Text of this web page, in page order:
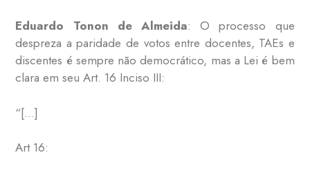
Eduardo Tonon de Almeida: O processo que
despreza a paridade de votos entre docentes, TAEs e
discentes é sempre não democrático, mas a Lei é bem
clara em seu Art. 16 Inciso III:
“[…]
Art 16: